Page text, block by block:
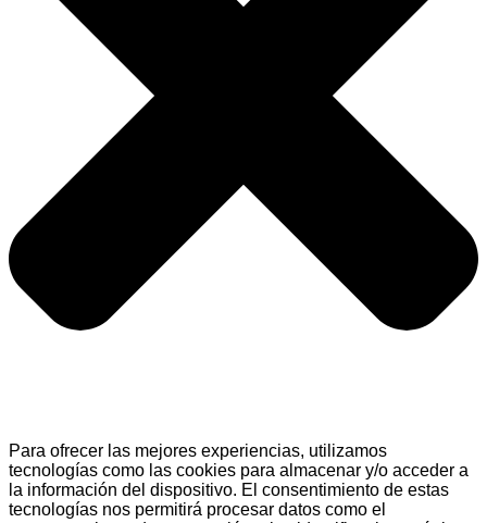
Para ofrecer las mejores experiencias, utilizamos
tecnologías como las cookies para almacenar y/o acceder a
la información del dispositivo. El consentimiento de estas
tecnologías nos permitirá procesar datos como el